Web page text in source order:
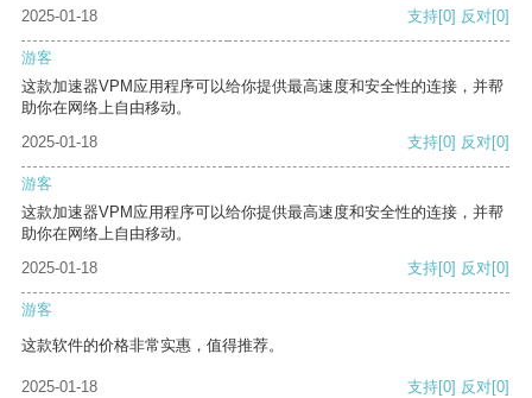
2025-01-18 支持[0] 反对[0]
游客
这款加速器VPM应用程序可以给你提供最高速度和安全性的连接，并帮
助你在网络上自由移动。
2025-01-18
支持[0] 反对[0]
游客
这款加速器VPM应用程序可以给你提供最高速度和安全性的连接，并帮
助你在网络上自由移动。
2025-01-18
支持[0] 反对[0]
游客
这款软件的价格非常实惠，值得推荐。
2025-01-18 支持[0] 反对[0]